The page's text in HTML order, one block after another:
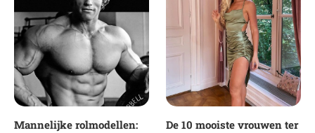
Mannelijke rolmodellen:
De 10 mooiste vrouwen ter